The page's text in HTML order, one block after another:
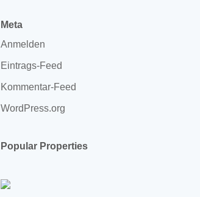
Meta
Anmelden
Eintrags-Feed
Kommentar-Feed
WordPress.org
Popular Properties